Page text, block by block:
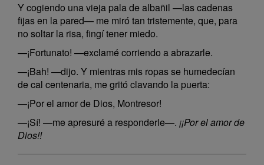
Y cogiendo una vieja pala de albañil —las cadenas
fijas en la pared— me miró tan tristemente, que, para
no soltar la risa, fingí tener miedo.
—¡Fortunato! —exclamé corriendo a abrazarle.
—¡Bah! —dijo. Y mientras mis ropas se humedecían
de cal centenaria, me gritó clavando la puerta:
—¡Por el amor de Dios, Montresor!
—¡Sí! —me apresuré a responderle—. ¡¡Por el amor de
Dios!!